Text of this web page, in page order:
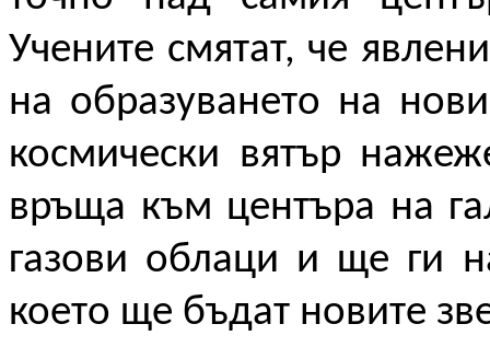
Учените смятат, че
на образуването на
космически вятър
връща към центъра на
газови облаци и ще ги
което ще бъдат новите